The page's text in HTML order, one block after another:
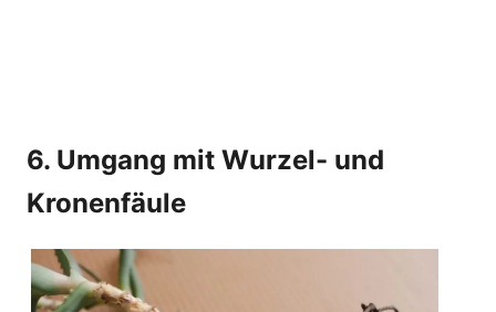
6. Umgang mit Wurzel- und
Kronenfäule